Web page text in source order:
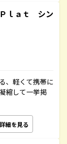
ｌａｔ シン
、軽くて携帯に
縮して一挙掲
詳細を見る